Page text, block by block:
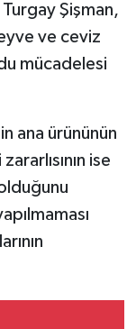
Şişman,
ve ceviz
mücadelesi
ana ürününün
ise